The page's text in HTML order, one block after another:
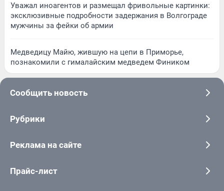
Уважал иноагентов и размещал фривольные картинки:
эксклюзивные подробности задержания в Волгограде
мужчины за фейки об армии
Медведицу Майю, жившую на цепи в Приморье,
познакомили с гималайским медведем Фиником
Сообщить новость
Рубрики
Реклама на сайте
Прайс-лист